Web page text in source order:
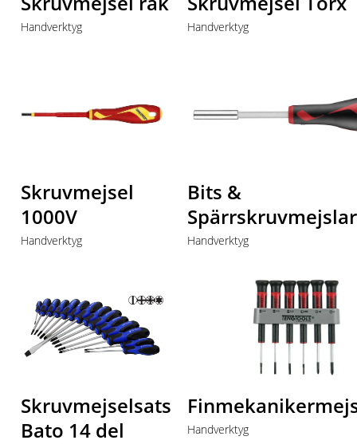
Handverktyg Handverktyg
Skruvmejsel
1000V
Handverktyg
Bits &
Spärrskruvmejslar
Handverktyg
Skruvmejselsats
Bato 14 del
Handverktyg